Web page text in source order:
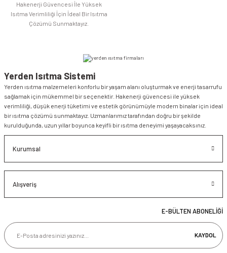
Hakenerji Güvencesi İle Yüksek
Isıtma Verimliliği İçin İdeal Bir Isıtma
Çözümü Sunmaktayız.
Yerden Isıtma Sistemi
Yerden ısıtma malzemeleri konforlu bir yaşam alanı oluşturmak ve enerji tasarrufu
sağlamak için mükemmel bir seçenektir. Hakenerji güvencesi ile yüksek
verimliliği, düşük enerji tüketimi ve estetik görünümüyle modern binalar için ideal
bir ısıtma çözümü sunmaktayız. Uzmanlarımız tarafından doğru bir şekilde
kurulduğunda, uzun yıllar boyunca keyifli bir ısıtma deneyimi yaşayacaksınız.
Kurumsal
Alışveriş
E-BÜLTEN ABONELİĞİ
KAYDOL